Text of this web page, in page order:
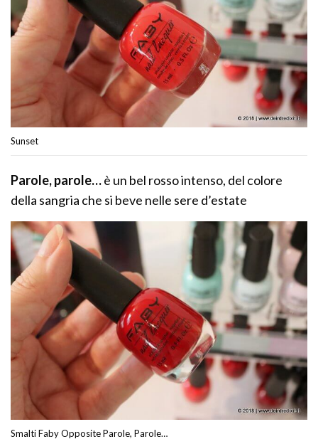
Sunset
Parole, parole…è un bel rosso intenso, del colore
della sangria che si beve nelle sere d’estate
Smalti Faby Opposite Parole, Parole…